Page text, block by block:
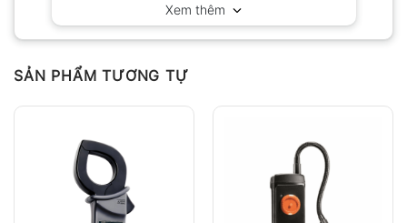
Xem thêm
SẢN PHẨM TƯƠNG TỰ